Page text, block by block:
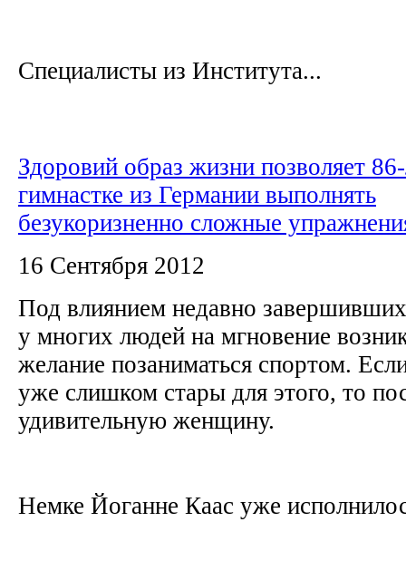
Специалисты из Института...
Здоровий образ жизни позволяет
гимнастке из Германии выполнять
безукоризненно сложные
16 Сентября 2012
Под влиянием недавно
у многих людей на мгновение
желание позаниматься спортом.
уже слишком стары для этого, то
удивительную женщину.
Немке Йоганне Каас уже